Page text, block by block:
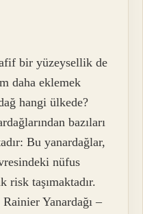
bir yüzeysellik de
daha eklemek
hangi ülkede?
bazıları
Bu yanardağlar,
nüfus
risk taşımaktadır.
Yanardağı –